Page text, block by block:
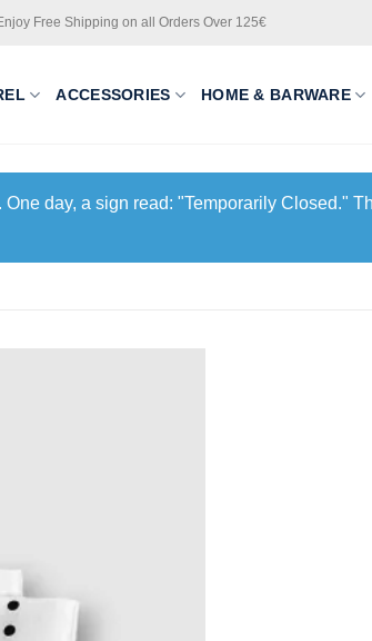
Free Shipping on all Orders Over 125€
ACCESSORIES HOME & BARWARE
day, a sign read: "Temporarily Closed."